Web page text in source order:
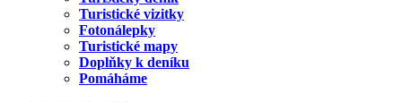
Turistické vizitky
Fotonálepky
Turistické mapy
Doplňky k deníku
Pomáháme